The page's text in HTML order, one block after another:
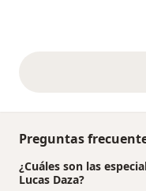
Preguntas
¿Cuáles son las
Lucas Daza?